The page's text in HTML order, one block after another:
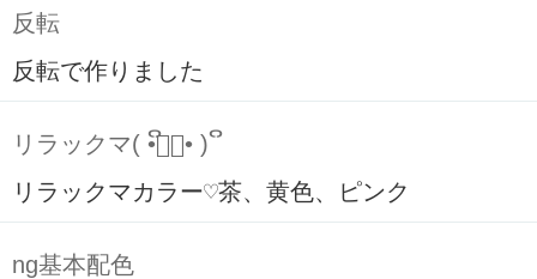
反転
反転で作りました
リラックマ( ິ•ᆺ⃘• )ິ
リラックマカラー♡茶、黄色、ピンク
ng基本配色